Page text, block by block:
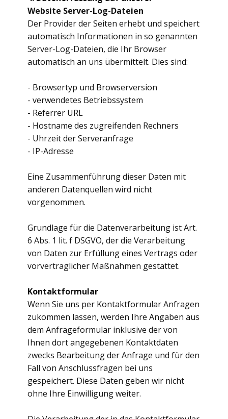
Website Server-Log-Dateien
Der Provider der Seiten erhebt und speichert
automatisch Informationen in so genannten
Server-Log-Dateien, die Ihr Browser
automatisch an uns übermittelt. Dies sind:
- Browsertyp und Browserversion
- verwendetes Betriebssystem
- Referrer URL
- Hostname des zugreifenden Rechners
- Uhrzeit der Serveranfrage
- IP-Adresse
Eine Zusammenführung dieser Daten mit
anderen Datenquellen wird nicht
vorgenommen.
Grundlage für die Datenverarbeitung ist Art.
6 Abs. 1 lit. f DSGVO, der die Verarbeitung
von Daten zur Erfüllung eines Vertrags oder
vorvertraglicher Maßnahmen gestattet.
Kontaktformular
Wenn Sie uns per Kontaktformular Anfragen
zukommen lassen, werden Ihre Angaben aus
dem Anfrageformular inklusive der von
Ihnen dort angegebenen Kontaktdaten
zwecks Bearbeitung der Anfrage und für den
Fall von Anschlussfragen bei uns
gespeichert. Diese Daten geben wir nicht
ohne Ihre Einwilligung weiter.